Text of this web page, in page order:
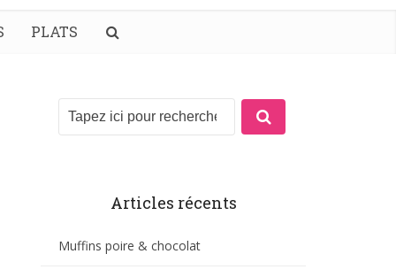
PLATS
Articles récents
Muffins poire & chocolat